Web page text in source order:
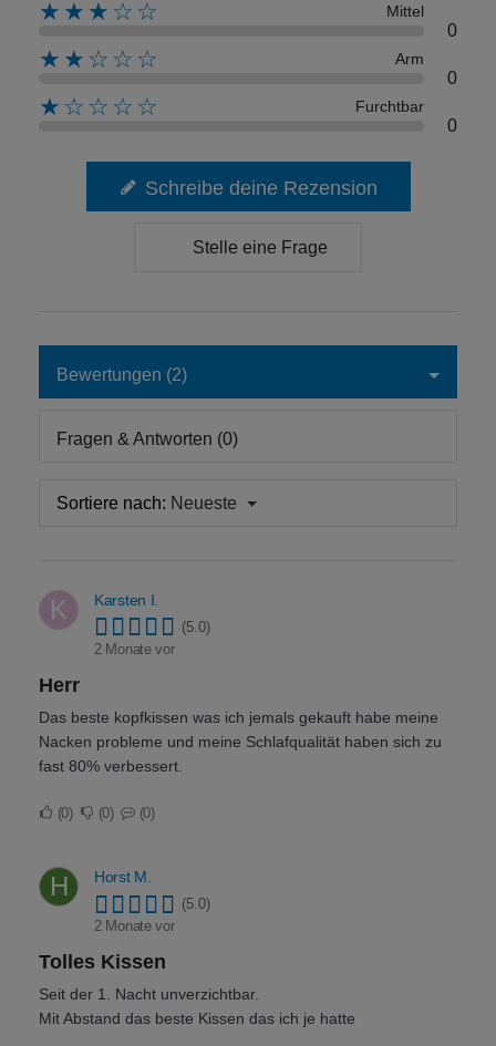
★★★☆☆ Mittel
0
★★☆☆☆ Arm
0
★☆☆☆☆ Furchtbar
0
Schreibe deine Rezension
Stelle eine Frage
Bewertungen (2)
Fragen & Antworten (0)
Sortiere nach: Neueste
K Karsten I.
(5.0)
2 Monate vor
Herr
Das beste kopfkissen was ich jemals gekauft habe meine
Nacken probleme und meine Schlafqualität haben sich zu
fast 80% verbessert.
0 0 0
H Horst M.
(5.0)
2 Monate vor
Tolles Kissen
Seit der 1. Nacht unverzichtbar.
Mit Abstand das beste Kissen das ich je hatte